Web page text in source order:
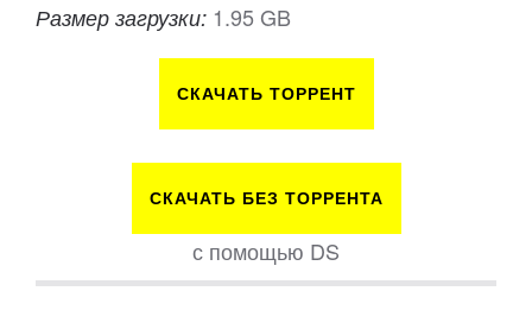
Размер загрузки: 1.95 GB
СКАЧАТЬ ТОРРЕНТ
СКАЧАТЬ БЕЗ ТОРРЕНТА
с помощью DS